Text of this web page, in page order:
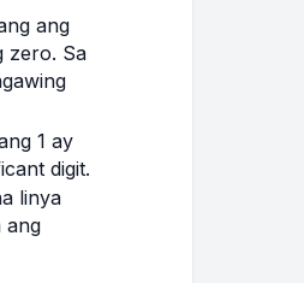
ang
zero. Sa
1 ay
digit.
linya
ang